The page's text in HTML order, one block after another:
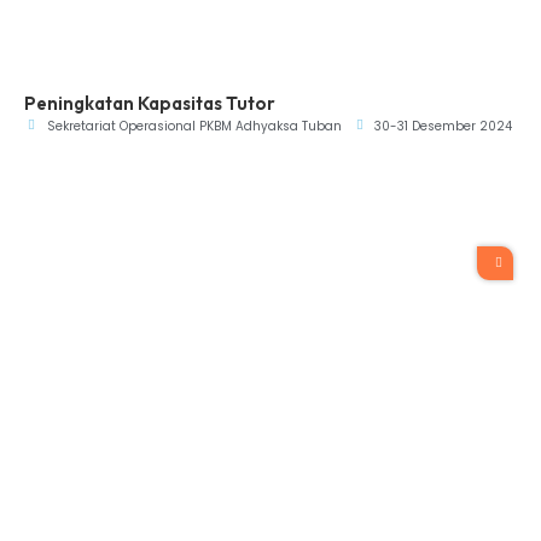
Peningkatan Kapasitas Tutor
Sekretariat Operasional PKBM Adhyaksa Tuban 30-31 Desember 2024